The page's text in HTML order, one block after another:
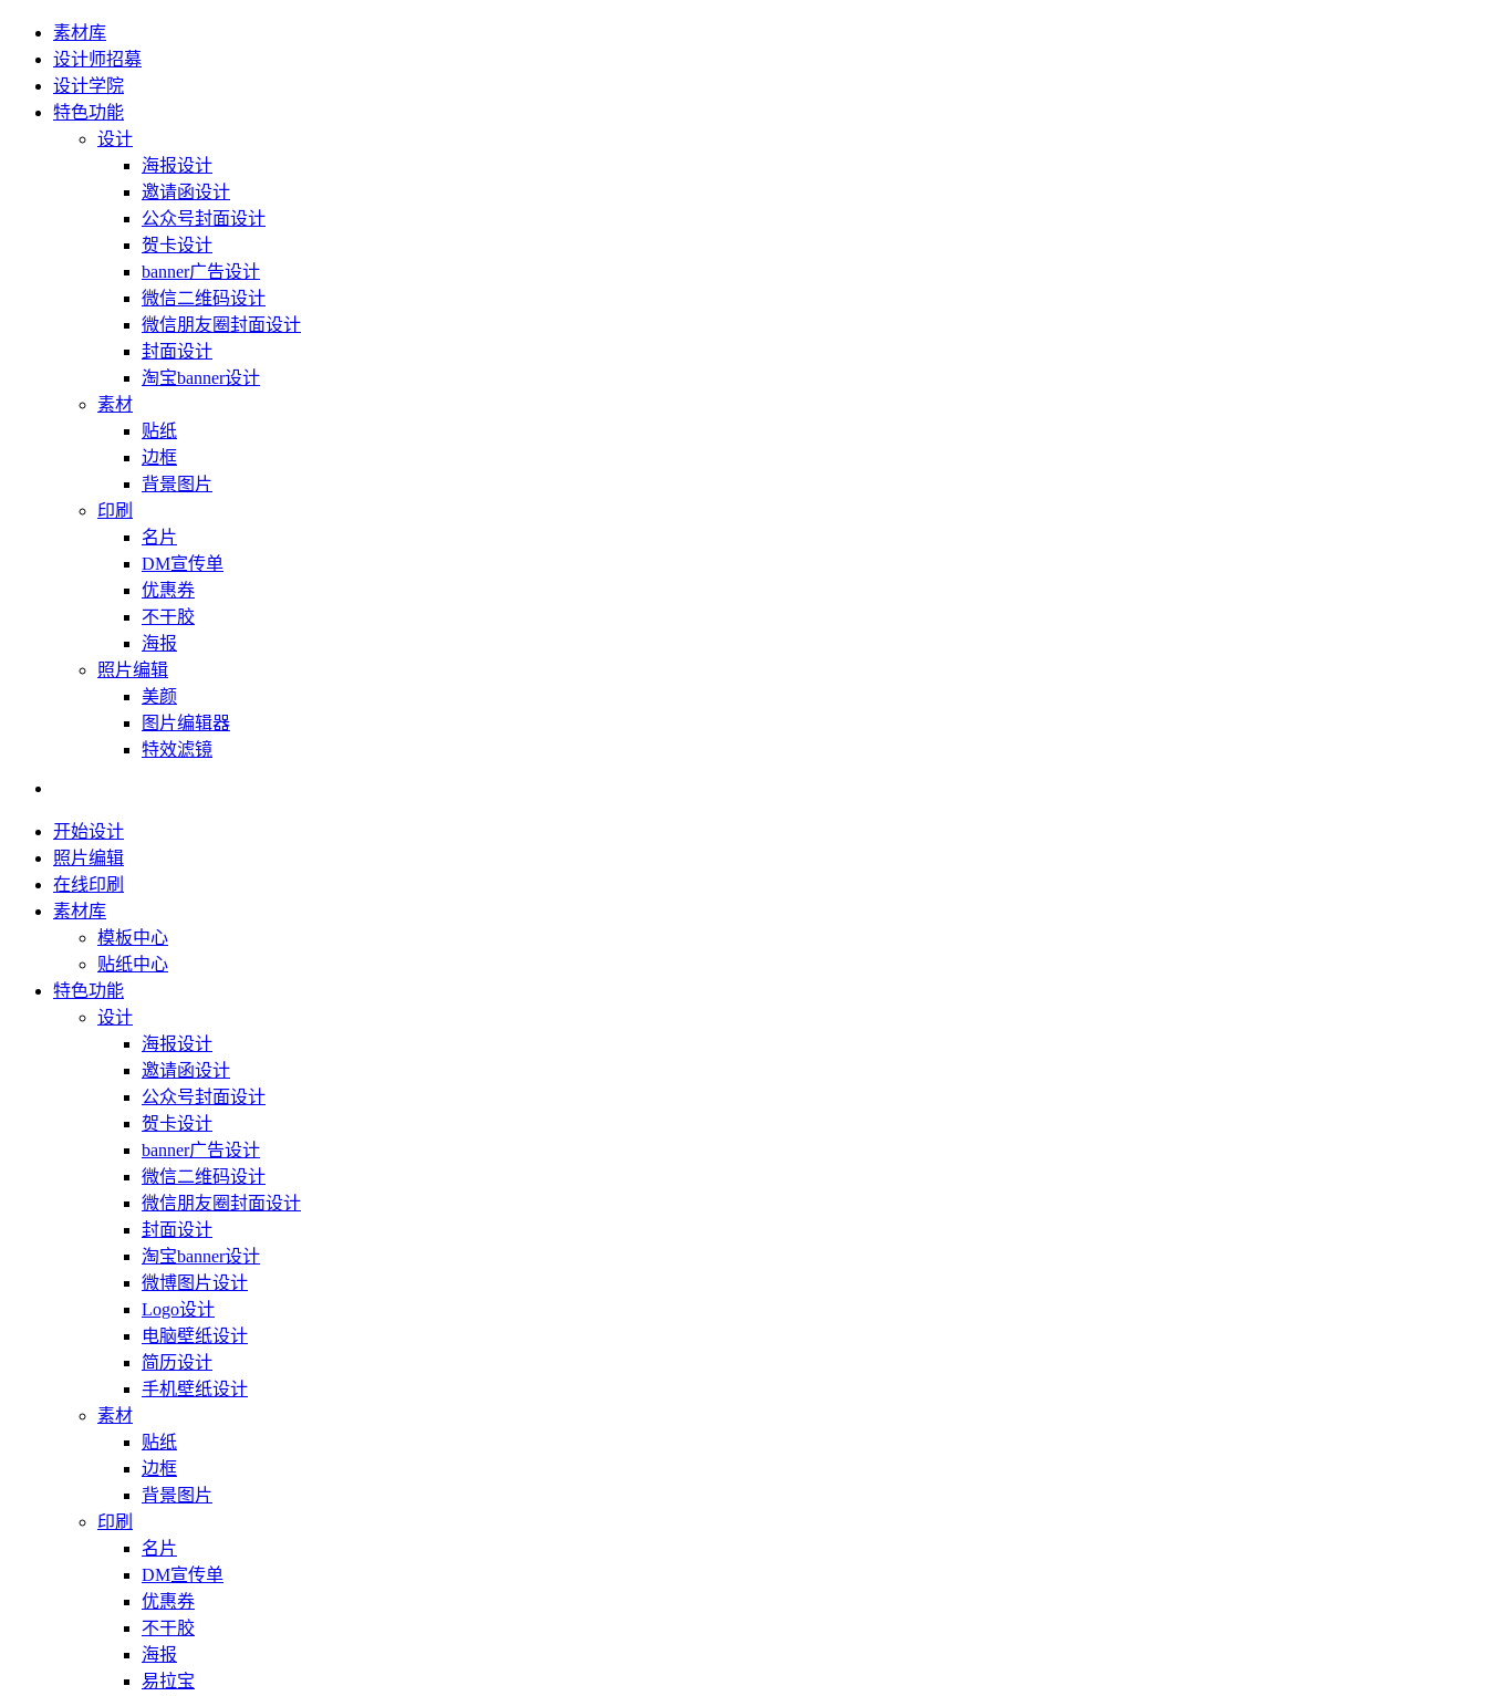
素材库
设计师招募
设计学院
特色功能
设计
海报设计
邀请函设计
公众号封面设计
贺卡设计
banner广告设计
微信二维码设计
微信朋友圈封面设计
封面设计
淘宝banner设计
素材
贴纸
边框
背景图片
印刷
名片
DM宣传单
优惠券
不干胶
海报
照片编辑
美颜
图片编辑器
特效滤镜
开始设计
照片编辑
在线印刷
素材库
模板中心
贴纸中心
特色功能
设计
海报设计
邀请函设计
公众号封面设计
贺卡设计
banner广告设计
微信二维码设计
微信朋友圈封面设计
封面设计
淘宝banner设计
微博图片设计
Logo设计
电脑壁纸设计
简历设计
手机壁纸设计
素材
贴纸
边框
背景图片
印刷
名片
DM宣传单
优惠券
不干胶
海报
易拉宝